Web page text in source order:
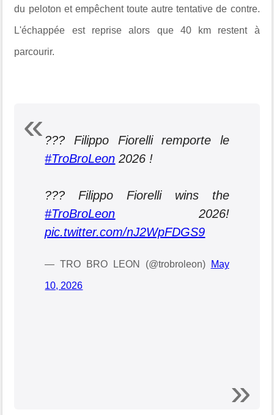
du peloton et empêchent toute autre tentative de contre.
L'échappée est reprise alors que 40 km restent à
parcourir.
??? Filippo Fiorelli remporte le
#TroBroLeon 2026 !
??? Filippo Fiorelli wins the
#TroBroLeon 2026!
pic.twitter.com/nJ2WpFDGS9
— TRO BRO LEON (@trobroleon) May
10, 2026